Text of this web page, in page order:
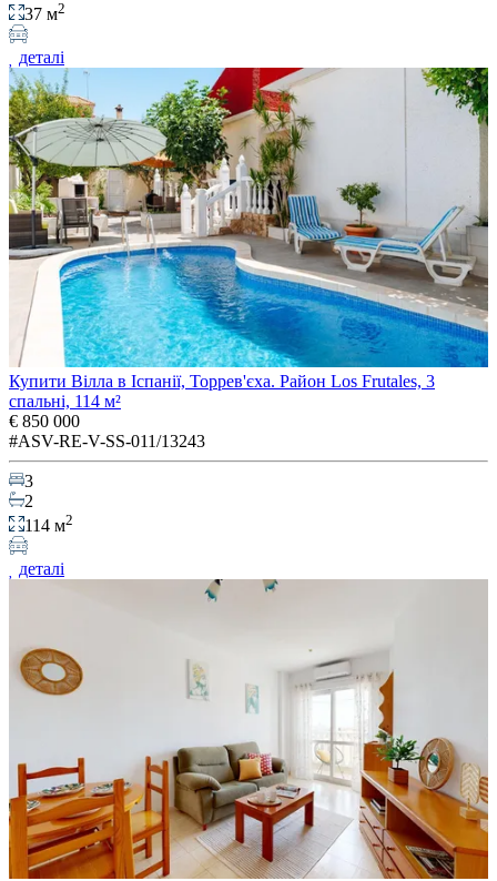
37 м2
деталі
Купити Вілла в Іспанії, Торрев'єха. Район Los Frutales, 3
спальні, 114 м²
€ 850 000
#ASV-RE-V-SS-011/13243
3
2
114 м2
деталі